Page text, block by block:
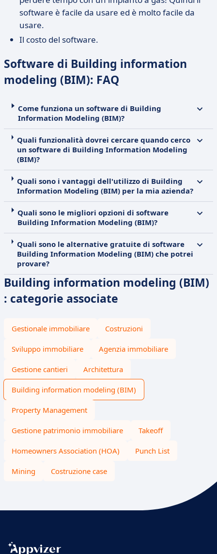
software è facile da usare ed è molto facile da
usare.
Il costo del software.
Software di Building information
modeling (BIM): FAQ
Come funziona un software di Building
Information Modeling (BIM)?
Quali funzionalità dovrei cercare quando cerco
un software di Building Information Modeling
(BIM)?
Quali sono i vantaggi dell'utilizzo di Building
Information Modeling (BIM) per la mia azienda?
Quali sono le migliori opzioni di software
Building Information Modeling (BIM)?
Quali sono le alternative gratuite di software
Building Information Modeling (BIM) che potrei
provare?
Building information modeling (BIM)
: categorie associate
Gestionale immobiliare Costruzioni
Sviluppo immobiliare Agenzia immobiliare
Gestione cantieri Architettura
Building information modeling (BIM)
Property Management
Gestione patrimonio immobiliare Takeoff
Homeowners Association (HOA) Punch List
Mining Costruzione case